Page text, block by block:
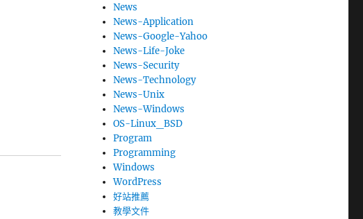
News
News-Application
News-Google-Yahoo
News-Life-Joke
News-Security
News-Technology
News-Unix
News-Windows
OS-Linux_BSD
Program
Programming
Windows
WordPress
好站推薦
教學文件